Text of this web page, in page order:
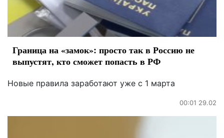
Граница на «замок»: просто так в Россию не
выпустят, кто сможет попасть в РФ
Новые правила заработают уже с 1 марта
00:01 29.02